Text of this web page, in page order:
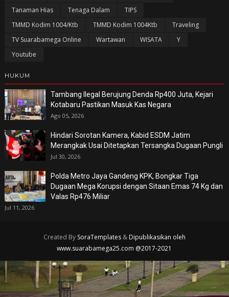
Tanaman Hias
Tenaga Dalam
TIPS
TMMD Kodim 1004/Ktb
TMMD Kodim 1004Ktb
Traveling
TV Suarabamega Online
Wartawan WISATA
Y
Youtube
HUKUM
Tambang Ilegal Berujung Denda Rp400 Juta, Kejari
Kotabaru Pastikan Masuk Kas Negara
Ago 05, 2026
Hindari Sorotan Kamera, Kabid ESDM Jatim
Merangkak Usai Ditetapkan Tersangka Dugaan Pungli
Jul 30, 2026
Polda Metro Jaya Gandeng KPK, Bongkar Tiga
Dugaan Mega Korupsi dengan Sitaan Emas 74 Kg dan
Valas Rp476 Miliar
Jul 11, 2026
Created By SoraTemplates& Dipublikasikan oleh
www.suarabamega25.com @2017-2021